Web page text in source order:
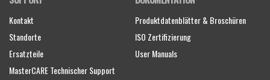
Kontakt
Standorte
Ersatzteile
MasterCARE Technischer Support
Produktdatenblätter & Broschüren
ISO Zertifizierung
User Manuals